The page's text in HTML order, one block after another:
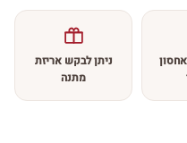
ניתן לבקש אריזת
מתנה